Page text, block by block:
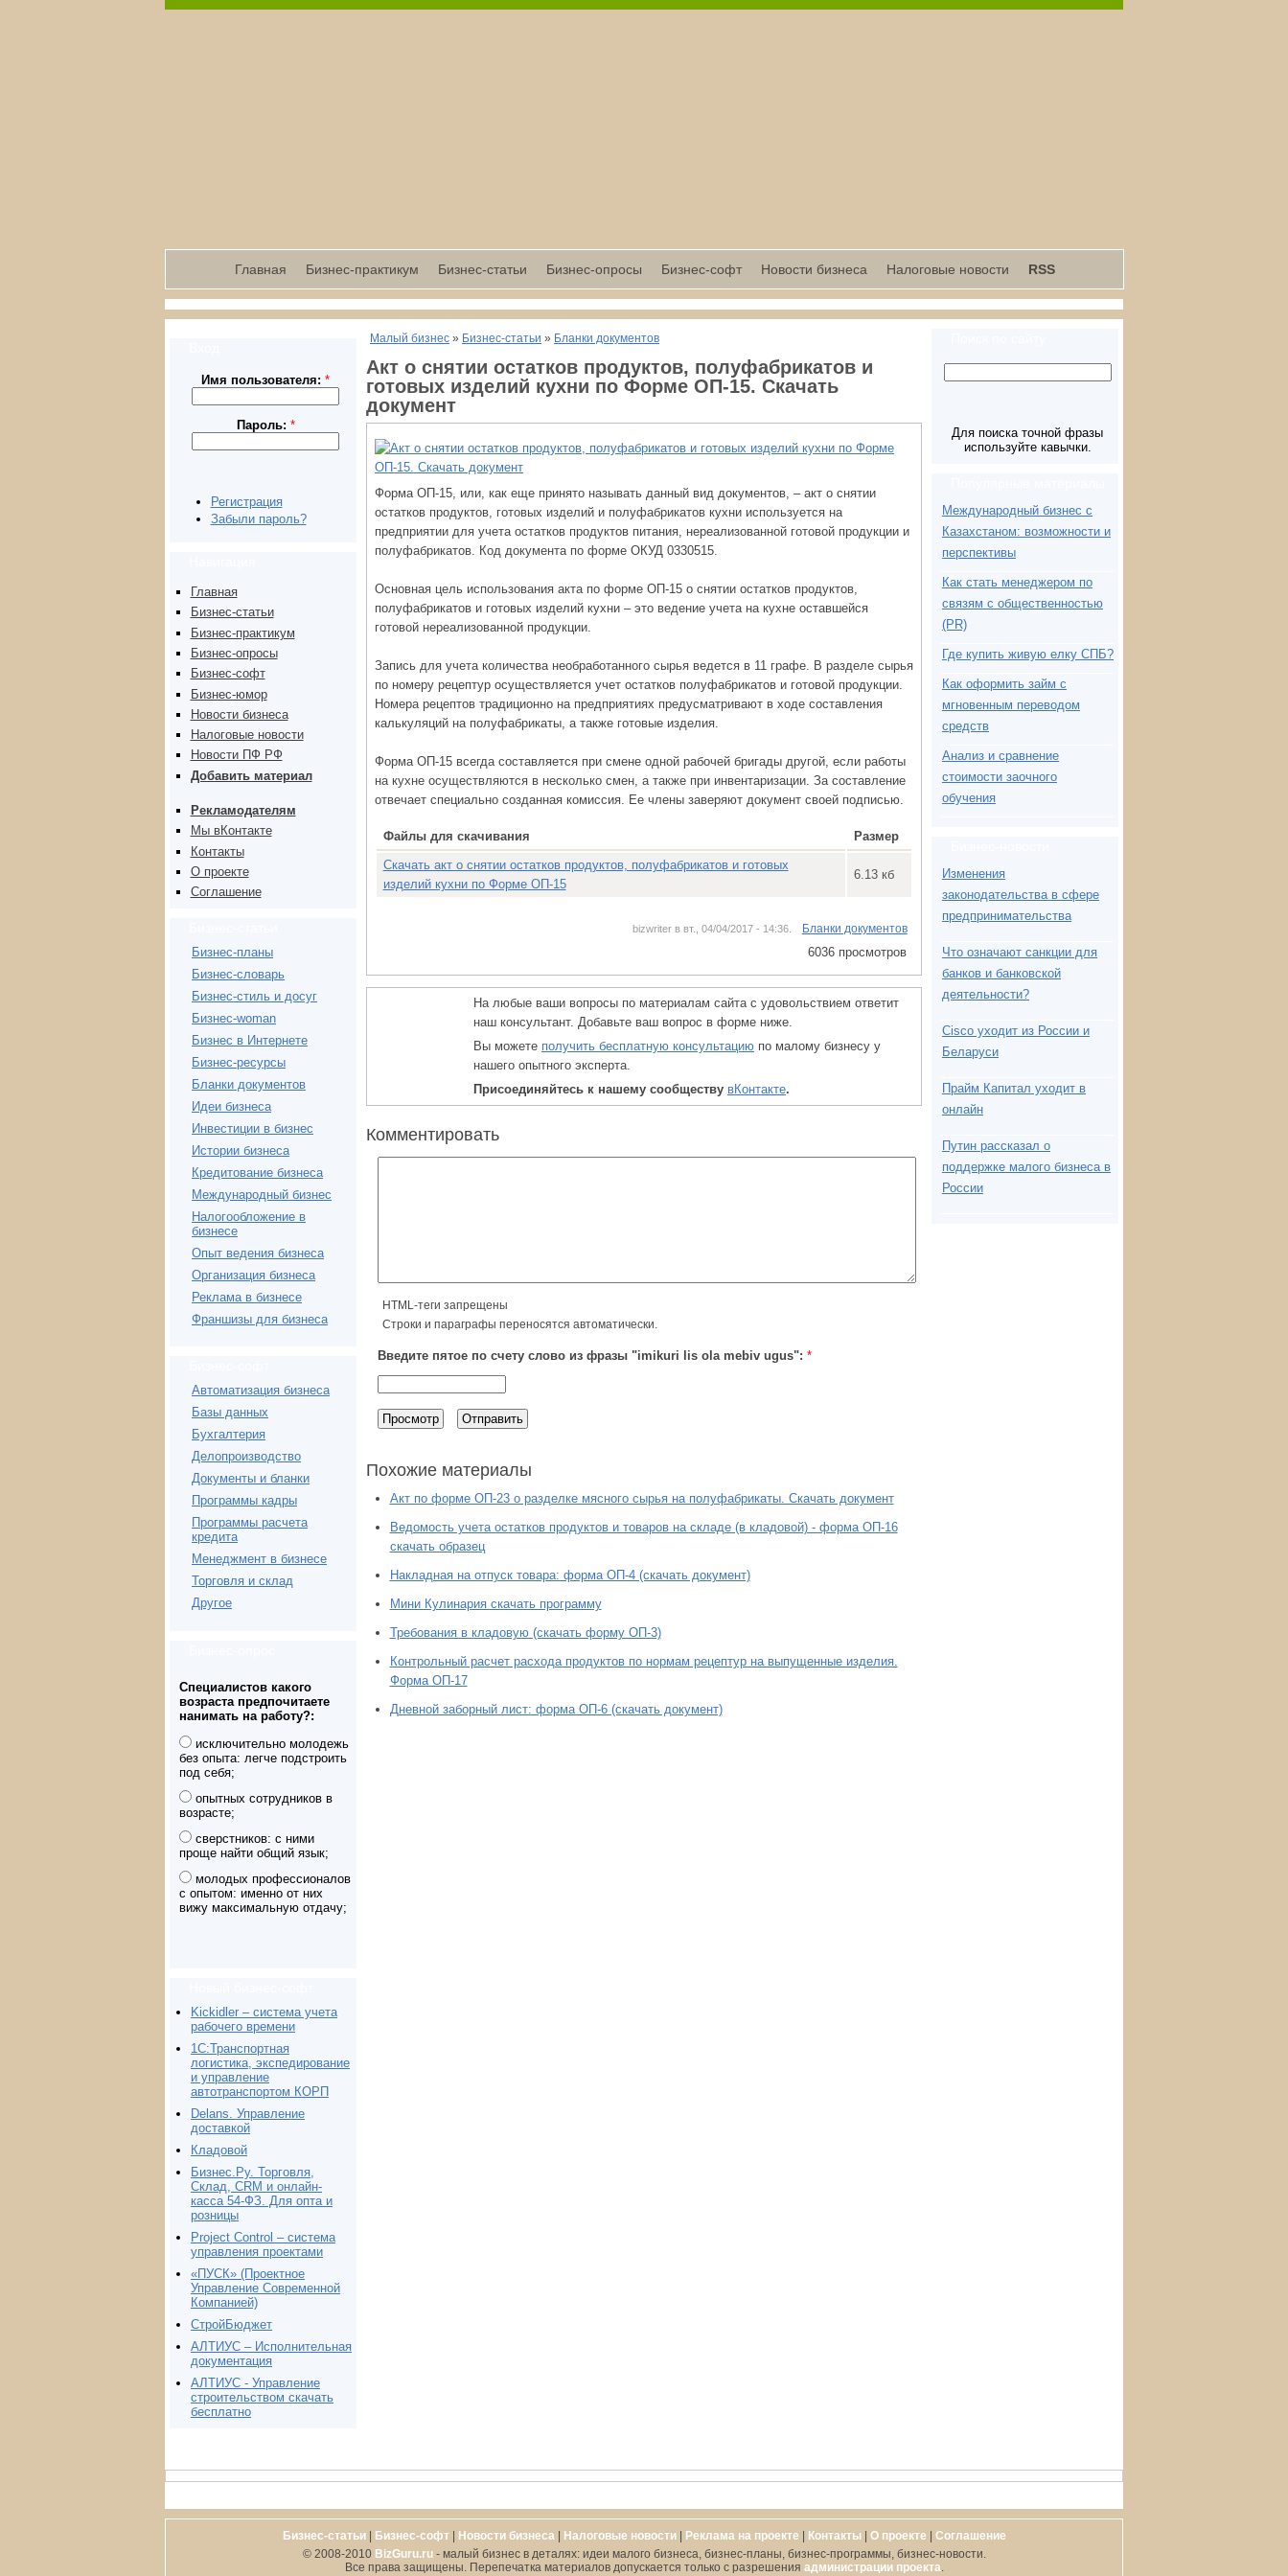
Главная Бизнес-практикум Бизнес-статьи Бизнес-опросы Бизнес-софт Новости бизнеса Налоговые новости RSS
Имя пользователя: *
Пароль: *
Регистрация
Забыли пароль?
Главная
Бизнес-статьи
Бизнес-практикум
Бизнес-опросы
Бизнес-софт
Бизнес-юмор
Новости бизнеса
Налоговые новости
Новости ПФ РФ
Добавить материал
Рекламодателям
Мы вКонтакте
Контакты
О проекте
Соглашение
Бизнес-планы
Бизнес-словарь
Бизнес-стиль и досуг
Бизнес-woman
Бизнес в Интернете
Бизнес-ресурсы
Бланки документов
Идеи бизнеса
Инвестиции в бизнес
Истории бизнеса
Кредитование бизнеса
Международный бизнес
Налогообложение в
бизнесе
Опыт ведения бизнеса
Организация бизнеса
Реклама в бизнесе
Франшизы для бизнеса
Автоматизация бизнеса
Базы данных
Бухгалтерия
Делопроизводство
Документы и бланки
Программы кадры
Программы расчета
кредита
Менеджмент в бизнесе
Торговля и склад
Другое
Специалистов какого
возраста предпочитаете
нанимать на работу?:
исключительно молодежь
без опыта: легче подстроить
под себя;
опытных сотрудников в
возрасте;
сверстников: с ними
проще найти общий язык;
молодых профессионалов
с опытом: именно от них
вижу максимальную отдачу;
Kickidler – система учета
рабочего времени
1С:Транспортная
логистика, экспедирование
и управление
автотранспортом КОРП
Delans. Управление
доставкой
Кладовой
Бизнес.Ру. Торговля,
Склад, CRM и онлайн-
касса 54-ФЗ. Для опта и
розницы
Project Сontrol – система
управления проектами
«ПУСК» (Проектное
Управление Современной
Компанией)
СтройБюджет
АЛТИУС – Исполнительная
документация
АЛТИУС - Управление
строительством скачать
бесплатно
Малый бизнес » Бизнес-статьи » Бланки документов
Акт о снятии остатков продуктов, полуфабрикатов и
готовых изделий кухни по Форме ОП-15. Скачать
документ
Форма ОП-15, или, как еще принято называть данный вид документов, – акт о снятии
остатков продуктов, готовых изделий и полуфабрикатов кухни используется на
предприятии для учета остатков продуктов питания, нереализованной готовой продукции и
полуфабрикатов. Код документа по форме ОКУД 0330515.
Основная цель использования акта по форме ОП-15 о снятии остатков продуктов,
полуфабрикатов и готовых изделий кухни – это ведение учета на кухне оставшейся
готовой нереализованной продукции.
Запись для учета количества необработанного сырья ведется в 11 графе. В разделе сырья
по номеру рецептур осуществляется учет остатков полуфабрикатов и готовой продукции.
Номера рецептов традиционно на предприятиях предусматривают в ходе составления
калькуляций на полуфабрикаты, а также готовые изделия.
Форма ОП-15 всегда составляется при смене одной рабочей бригады другой, если работы
на кухне осуществляются в несколько смен, а также при инвентаризации. За составление
отвечает специально созданная комиссия. Ее члены заверяют документ своей подписью.
Файлы для скачивания
Размер
Скачать акт о снятии остатков продуктов, полуфабрикатов и готовых
изделий кухни по Форме ОП-15
6.13 кб
bizwriter в вт., 04/04/2017 - 14:36. Бланки документов
6036 просмотров
На любые ваши вопросы по материалам сайта с удовольствием ответит
наш консультант. Добавьте ваш вопрос в форме ниже.
Вы можете получить бесплатную консультацию по малому бизнесу у
нашего опытного эксперта.
Присоединяйтесь к нашему сообществу вКонтакте.
Комментировать
HTML-теги запрещены
Строки и параграфы переносятся автоматически.
Введите пятое по счету слово из фразы "imikuri lis ola mebiv ugus": *
Похожие материалы
Акт по форме ОП-23 о разделке мясного сырья на полуфабрикаты. Скачать документ
Ведомость учета остатков продуктов и товаров на складе (в кладовой) - форма ОП-16
скачать образец
Накладная на отпуск товара: форма ОП-4 (скачать документ)
Мини Кулинария скачать программу
Требования в кладовую (скачать форму ОП-3)
Контрольный расчет расхода продуктов по нормам рецептур на выпущенные изделия.
Форма ОП-17
Дневной заборный лист: форма ОП-6 (скачать документ)
Для поиска точной фразы
используйте кавычки.
Международный бизнес с
Казахстаном: возможности и
перспективы
Как стать менеджером по
связям с общественностью
(PR)
Где купить живую елку СПБ?
Как оформить займ с
мгновенным переводом
средств
Анализ и сравнение
стоимости заочного
обучения
Изменения
законодательства в сфере
предпринимательства
Что означают санкции для
банков и банковской
деятельности?
Cisco уходит из России и
Беларуси
Прайм Капитал уходит в
онлайн
Путин рассказал о
поддержке малого бизнеса в
России
Бизнес-статьи| Бизнес-софт| Новости бизнеса | Налоговые новости| Реклама на проекте | Контакты| О проекте | Cоглашение
© 2008-2010 BizGuru.ru- малый бизнес в деталях: идеи малого бизнеса, бизнес-планы, бизнес-программы, бизнес-новости.
Все права защищены. Перепечатка материалов допускается только с разрешения администрации проекта